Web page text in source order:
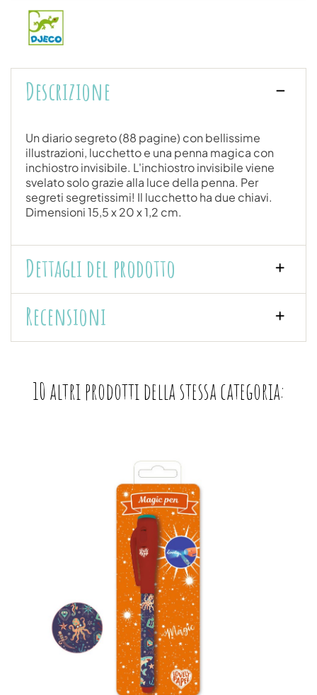
Descrizione
Un diario segreto (88 pagine) con bellissime
illustrazioni, lucchetto e una penna magica con
inchiostro invisibile. L'inchiostro invisibile viene
svelato solo grazie alla luce della penna. Per
segreti segretissimi! Il lucchetto ha due chiavi.
Dimensioni 15,5 x 20 x 1,2 cm.
Dettagli del prodotto
Recensioni
10 altri prodotti della stessa categoria: